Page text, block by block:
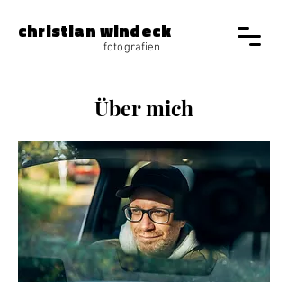
christian windeck
fotografien
Über mich